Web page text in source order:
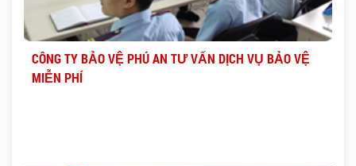
CÔNG TY BẢO VỆ PHÚ AN TƯ VẤN DỊCH VỤ BẢO VỆ
MIỄN PHÍ